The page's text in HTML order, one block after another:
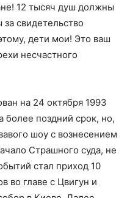
12 тысяч душ должны
свидетельство
дети мои! Это ваш
несчастного
на 24 октября 1993
более поздний срок, но,
шоу с вознесением
Страшного суда, не
стал приход 10
во главе с Цвигун и